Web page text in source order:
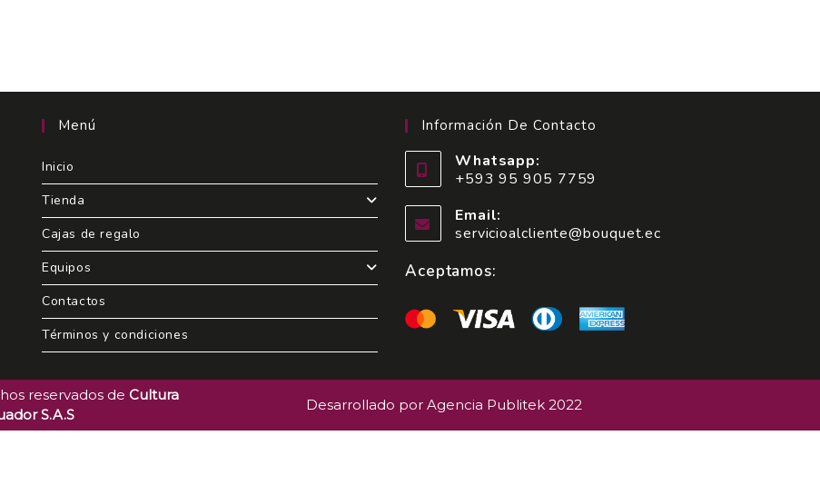
Menú
Inicio
Tienda
Cajas de regalo
Equipos
Contactos
Términos y condiciones
Información De Contacto
Whatsapp:
+593 95 905 7759
Email:
servicioalcliente@bouquet.ec
Aceptamos:
reservados de Cultura
S.A.S
Desarrollado por Agencia Publitek 2022